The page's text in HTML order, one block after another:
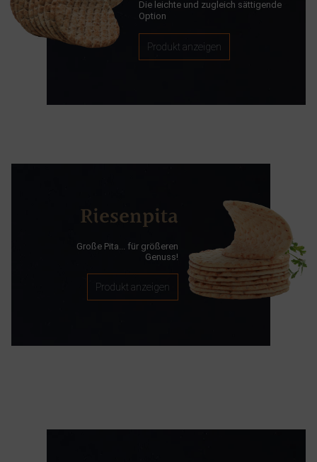
Die leichte und zugleich sättigende
Option
Produkt anzeigen
Riesenpita
Große Pita... für größeren
Genuss!
Produkt anzeigen